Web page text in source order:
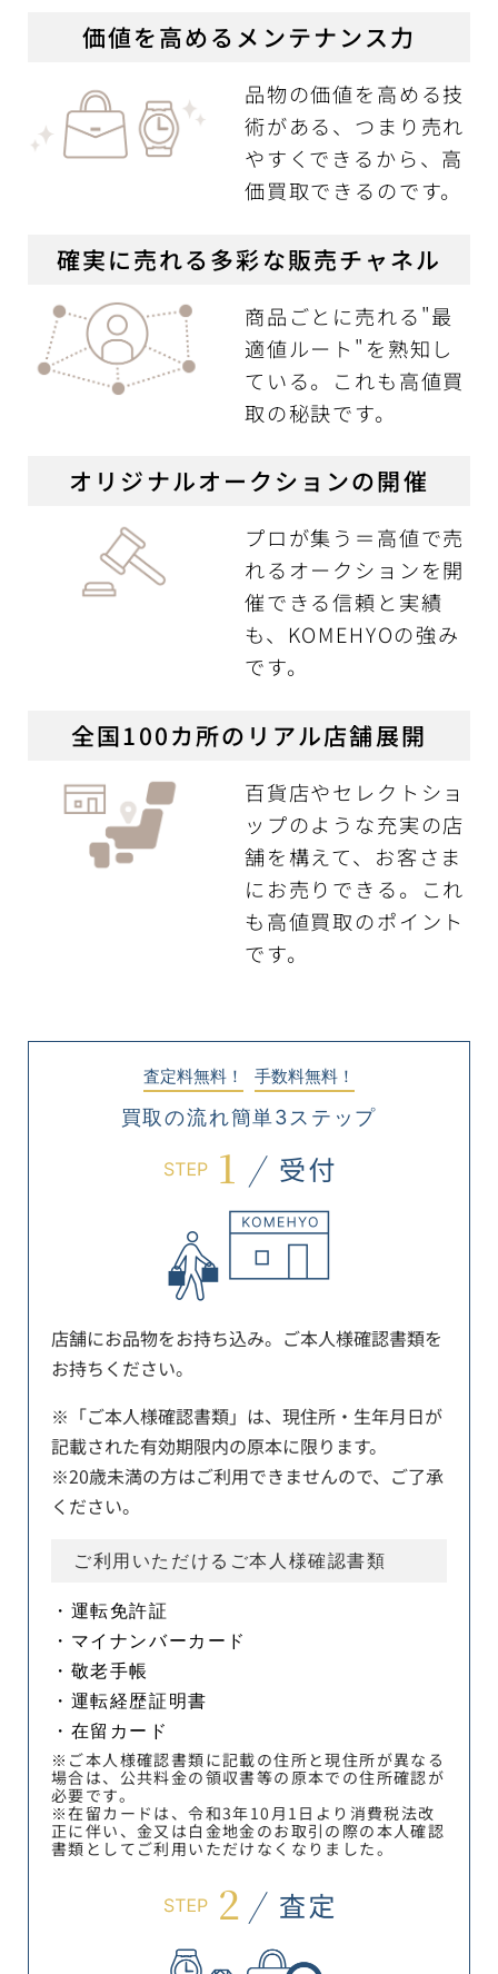
価値を高めるメンテナンス力
品物の価値を高める技
術がある、つまり売れ
やすくできるから、高
価買取できるのです。
確実に売れる多彩な販売チャネル
商品ごとに売れる"最
適値ルート"を熟知し
ている。これも高値買
取の秘訣です。
オリジナルオークションの開催
プロが集う＝高値で売
れるオークションを開
催できる信頼と実績
も、KOMEHYOの強み
です。
全国100カ所のリアル店舗展開
百貨店やセレクトショ
ップのような充実の店
舗を構えて、お客さま
にお売りできる。これ
も高値買取のポイント
です。
査定料無料！ 手数料無料！
買取の流れ簡単3ステップ
店舗にお品物をお持ち込み。ご本人様確認書類を
お持ちください。
※「ご本人様確認書類」は、現住所・生年月日が
記載された有効期限内の原本に限ります。
※20歳未満の方はご利用できませんので、ご了承
ください。
ご利用いただけるご本人様確認書類
・運転免許証
・マイナンバーカード
・敬老手帳
・運転経歴証明書
・在留カード
※ご本人様確認書類に記載の住所と現住所が異なる
場合は、公共料金の領収書等の原本での住所確認が
必要です。
※在留カードは、令和3年10月1日より消費税法改
正に伴い、金又は白金地金のお取引の際の本人確認
書類としてご利用いただけなくなりました。